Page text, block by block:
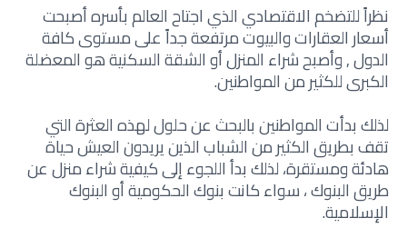
نظراً للتضخم الاقتصادي الذي اجتاح العالم بأسره أصبحت
أسعار العقارات والبيوت مرتفعة جداً على مستوى كافة
الدول , وأصبح شراء المنزل أو الشقة السكنية هو المعضلة
الكبرى للكثير من المواطنين.
لذلك بدأت المواطنين بالبحث عن حلول لهذه العثرة التي
تقف بطريق الكثير من الشباب الذين يريدون العيش حياة
هادئة ومستقرة، لذلك بدأ اللجوء إلى كيفية شراء منزل عن
طريق البنوك ، سواء كانت بنوك الحكومية أو البنوك
الإسلامية.